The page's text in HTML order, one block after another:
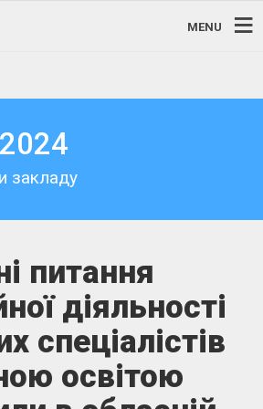
MENU
закладу
питання
діяльності
спеціалістів
освітою